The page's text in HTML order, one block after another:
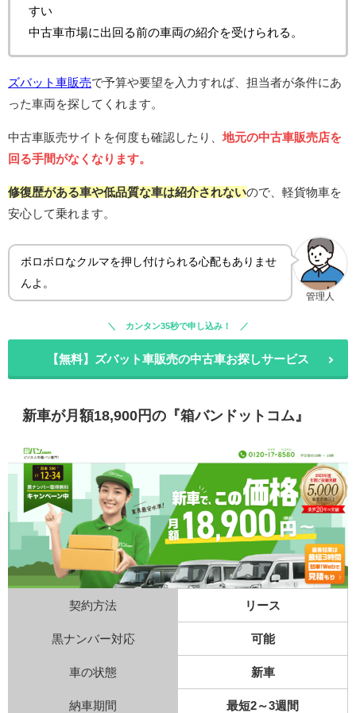
すい
中古車市場に出回る前の車両の紹介を受けられる。
ズバット車販売で予算や要望を入力すれば、担当者が条件にあ
った車両を探してくれます。
中古車販売サイトを何度も確認したり、 地元の中古車販売店を
回る手間がなくなります。
修復歴がある車や低品質な車は紹介されないので、軽貨物車を
安心して乗れます。
管理人
ボロボロなクルマを押し付けられる心配もありませ
んよ。
カンタン35秒で申し込み！
【無料】ズバット車販売の中古車お探しサービス
新車が月額18,900円の『箱バンドットコム』
契約方法 リース
黒ナンバー対応 可能
車の状態 新車
納車期間 最短2～3週間